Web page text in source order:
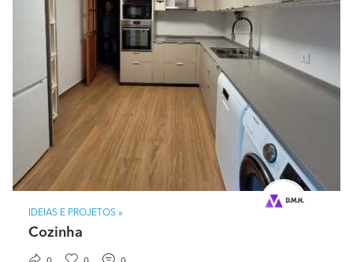
muitas outras tubagens de difícil acesso.
Quais são as informações necessárias para que
possa apresentar um orçamento detalhado?
Todas as informações contam,medidas materiais mas em
muitos casos será necessário ir ao local para verificar e
dar um orçamento final.
IDEIAS E PROJETOS »
Cozinha